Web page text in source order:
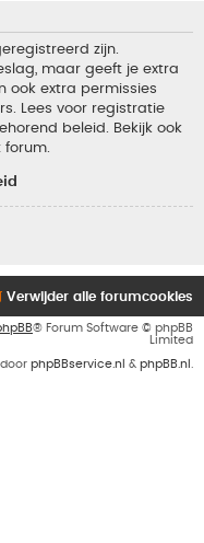
zijn.
maar geeft je extra
ook extra permissies
Lees voor registratie
beleid. Bekijk ook
Verwijder alle forumcookies
® Forum Software © phpBB
Limited
phpBBservice.nl & phpBB.nl .